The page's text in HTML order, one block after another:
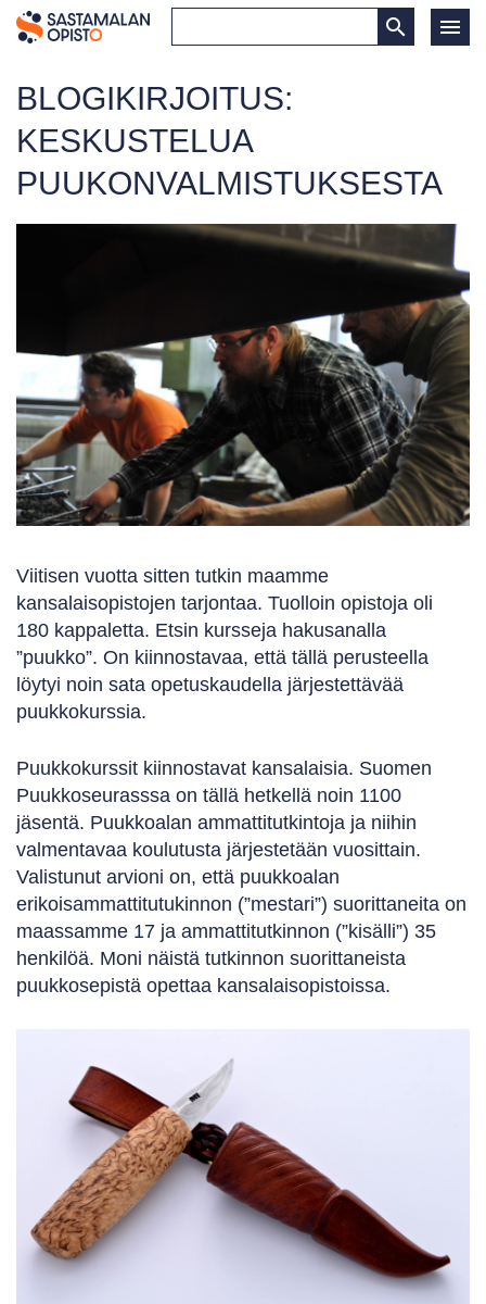
BLOGIKIRJOITUS:
KESKUSTELUA
PUUKONVALMISTUKSESTA
Viitisen vuotta sitten tutkin maamme
kansalaisopistojen tarjontaa. Tuolloin opistoja oli
180 kappaletta. Etsin kursseja hakusanalla
”puukko”. On kiinnostavaa, että tällä perusteella
löytyi noin sata opetuskaudella järjestettävää
puukkokurssia.
Puukkokurssit kiinnostavat kansalaisia. Suomen
Puukkoseurasssa on tällä hetkellä noin 1100
jäsentä. Puukkoalan ammattitutkintoja ja niihin
valmentavaa koulutusta järjestetään vuosittain.
Valistunut arvioni on, että puukkoalan
erikoisammattitutukinnon (”mestari”) suorittaneita on
maassamme 17 ja ammattitutkinnon (”kisälli”) 35
henkilöä. Moni näistä tutkinnon suorittaneista
puukkosepistä opettaa kansalaisopistoissa.